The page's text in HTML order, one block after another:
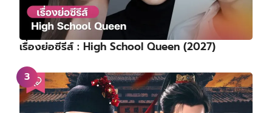
เรื่องย่อซีรีส์ : High School Queen (2027)